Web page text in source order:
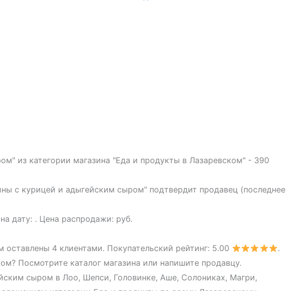
из категории магазина "Еда и продукты в Лазаревском" - 390
с курицей и адыгейским сыром" подтвердит продавец (последнее
дату: . Цена распродажи: руб.
4 клиентами. Покупательский рейтинг: 5.00
.
Посмотрите каталог магазина или напишите продавцу.
сыром в Лоо, Шепси, Головинке, Аше, Солониках, Магри,